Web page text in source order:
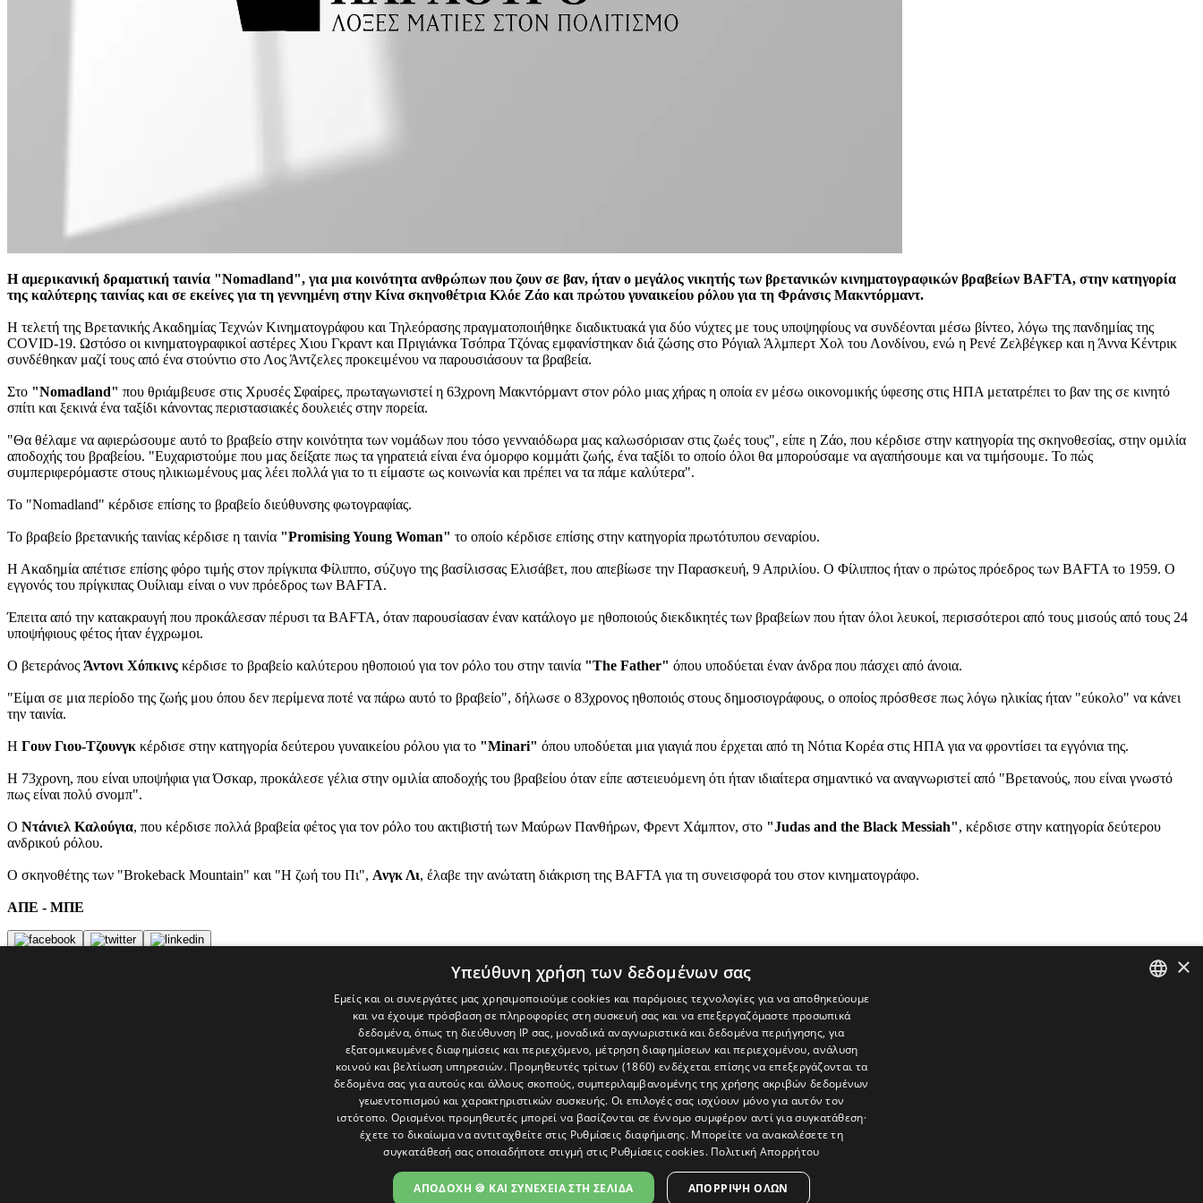
Η αμερικανική δραματική ταινία "Nomadland", για μια κοινότητα ανθρώπων που ζουν σε βαν, ήταν ο μεγάλος νικητής των βρετανικών κινηματογραφικών βραβείων BAFTA, στην κατηγορία
της καλύτερης ταινίας και σε εκείνες για τη γεννημένη στην Κίνα σκηνοθέτρια Κλόε Ζάο και πρώτου γυναικείου ρόλου για τη Φράνσις Μακντόρμαντ.
Η τελετή της Βρετανικής Ακαδημίας Τεχνών Κινηματογράφου και Τηλεόρασης πραγματοποιήθηκε διαδικτυακά για δύο νύχτες με τους υποψηφίους να συνδέονται μέσω βίντεο, λόγω της πανδημίας της
COVID-19. Ωστόσο οι κινηματογραφικοί αστέρες Χιου Γκραντ και Πριγιάνκα Τσόπρα Τζόνας εμφανίστηκαν διά ζώσης στο Ρόγιαλ Άλμπερτ Χολ του Λονδίνου, ενώ η Ρενέ Ζελβέγκερ και η Άννα Κέντρικ
συνδέθηκαν μαζί τους από ένα στούντιο στο Λος Άντζελες προκειμένου να παρουσιάσουν τα βραβεία.
Στο "Nomadland" που θριάμβευσε στις Χρυσές Σφαίρες, πρωταγωνιστεί η 63χρονη Μακντόρμαντ στον ρόλο μιας χήρας η οποία εν μέσω οικονομικής ύφεσης στις ΗΠΑ μετατρέπει το βαν της σε κινητό
σπίτι και ξεκινά ένα ταξίδι κάνοντας περιστασιακές δουλειές στην πορεία.
"Θα θέλαμε να αφιερώσουμε αυτό το βραβείο στην κοινότητα των νομάδων που τόσο γενναιόδωρα μας καλωσόρισαν στις ζωές τους", είπε η Ζάο, που κέρδισε στην κατηγορία της σκηνοθεσίας, στην ομιλία
αποδοχής του βραβείου. "Ευχαριστούμε που μας δείξατε πως τα γηρατειά είναι ένα όμορφο κομμάτι ζωής, ένα ταξίδι το οποίο όλοι θα μπορούσαμε να αγαπήσουμε και να τιμήσουμε. Το πώς
συμπεριφερόμαστε στους ηλικιωμένους μας λέει πολλά για το τι είμαστε ως κοινωνία και πρέπει να τα πάμε καλύτερα".
Το "Nomadland" κέρδισε επίσης το βραβείο διεύθυνσης φωτογραφίας.
Το βραβείο βρετανικής ταινίας κέρδισε η ταινία "Promising Young Woman" το οποίο κέρδισε επίσης στην κατηγορία πρωτότυπου σεναρίου.
Η Ακαδημία απέτισε επίσης φόρο τιμής στον πρίγκιπα Φίλιππο, σύζυγο της βασίλισσας Ελισάβετ, που απεβίωσε την Παρασκευή, 9 Απριλίου. Ο Φίλιππος ήταν ο πρώτος πρόεδρος των BAFTA το 1959. Ο
εγγονός του πρίγκιπας Ουίλιαμ είναι ο νυν πρόεδρος των BAFTA.
Έπειτα από την κατακραυγή που προκάλεσαν πέρυσι τα BAFTA, όταν παρουσίασαν έναν κατάλογο με ηθοποιούς διεκδικητές των βραβείων που ήταν όλοι λευκοί, περισσότεροι από τους μισούς από τους 24
υποψήφιους φέτος ήταν έγχρωμοι.
Ο βετεράνος Άντονι Χόπκινς κέρδισε το βραβείο καλύτερου ηθοποιού για τον ρόλο του στην ταινία "The Father" όπου υποδύεται έναν άνδρα που πάσχει από άνοια.
"Είμαι σε μια περίοδο της ζωής μου όπου δεν περίμενα ποτέ να πάρω αυτό το βραβείο", δήλωσε ο 83χρονος ηθοποιός στους δημοσιογράφους, ο οποίος πρόσθεσε πως λόγω ηλικίας ήταν "εύκολο" να κάνει
την ταινία.
Η Γουν Γιου-Τζουνγκ κέρδισε στην κατηγορία δεύτερου γυναικείου ρόλου για το "Minari" όπου υποδύεται μια γιαγιά που έρχεται από τη Νότια Κορέα στις ΗΠΑ για να φροντίσει τα εγγόνια της.
Η 73χρονη, που είναι υποψήφια για Όσκαρ, προκάλεσε γέλια στην ομιλία αποδοχής του βραβείου όταν είπε αστειευόμενη ότι ήταν ιδιαίτερα σημαντικό να αναγνωριστεί από "Βρετανούς, που είναι γνωστό
πως είναι πολύ σνομπ".
Ο Ντάνιελ Καλούγια, που κέρδισε πολλά βραβεία φέτος για τον ρόλο του ακτιβιστή των Μαύρων Πανθήρων, Φρεντ Χάμπτον, στο "Judas and the Black Messiah", κέρδισε στην κατηγορία δεύτερου
ανδρικού ρόλου.
Ο σκηνοθέτης των "Brokeback Mountain" και "Η ζωή του Πι", Ανγκ Λι, έλαβε την ανώτατη διάκριση της BAFTA για τη συνεισφορά του στον κινηματογράφο.
ΑΠΕ - ΜΠΕ
Το «Παράθυρο» είναι το πολιτιστικό ένθετο της εφημερίδας Πολίτης [Κύπρος] και του διαδικτυακού πόρταλ www.politis.com.cy. Ειδήσεις, συνεντεύξεις, συναντήσεις, ρεπορτάζ, ήχοι, εικόνες – κινούμενες
και στατικές, κριτικές προσεγγίσεις, λοξές ματιές. Βλέπουμε το δέντρο, δεν χάνουμε το δάσος.
×
Υπεύθυνη χρήση των δεδομένων σας
Εμείς και οι συνεργάτες μας χρησιμοποιούμε cookies και παρόμοιες τεχνολογίες για να αποθηκεύουμε
και να έχουμε πρόσβαση σε πληροφορίες στη συσκευή σας και να επεξεργαζόμαστε προσωπικά
δεδομένα, όπως τη διεύθυνση IP σας, μοναδικά αναγνωριστικά και δεδομένα περιήγησης, για
εξατομικευμένες διαφημίσεις και περιεχόμενο, μέτρηση διαφημίσεων και περιεχομένου, ανάλυση
κοινού και βελτίωση υπηρεσιών. Προμηθευτές τρίτων (1860) ενδέχεται επίσης να επεξεργάζονται τα
δεδομένα σας για αυτούς και άλλους σκοπούς, συμπεριλαμβανομένης της χρήσης ακριβών δεδομένων
γεωεντοπισμού και χαρακτηριστικών συσκευής. Οι επιλογές σας ισχύουν μόνο για αυτόν τον
ιστότοπο. Ορισμένοι προμηθευτές μπορεί να βασίζονται σε έννομο συμφέρον αντί για συγκατάθεση·
έχετε το δικαίωμα να αντιταχθείτε στις Ρυθμίσεις διαφήμισης. Μπορείτε να ανακαλέσετε τη
συγκατάθεσή σας οποιαδήποτε στιγμή στις Ρυθμίσεις cookies. Πολιτική Απορρήτου
ΑΠΟΔΟΧΗ 🍪 ΚΑΙ ΣΥΝΕΧΕΙΑ ΣΤΗ ΣΕΛΙΔΑ ΑΠΌΡΡΙΨΗ ΌΛΩΝ